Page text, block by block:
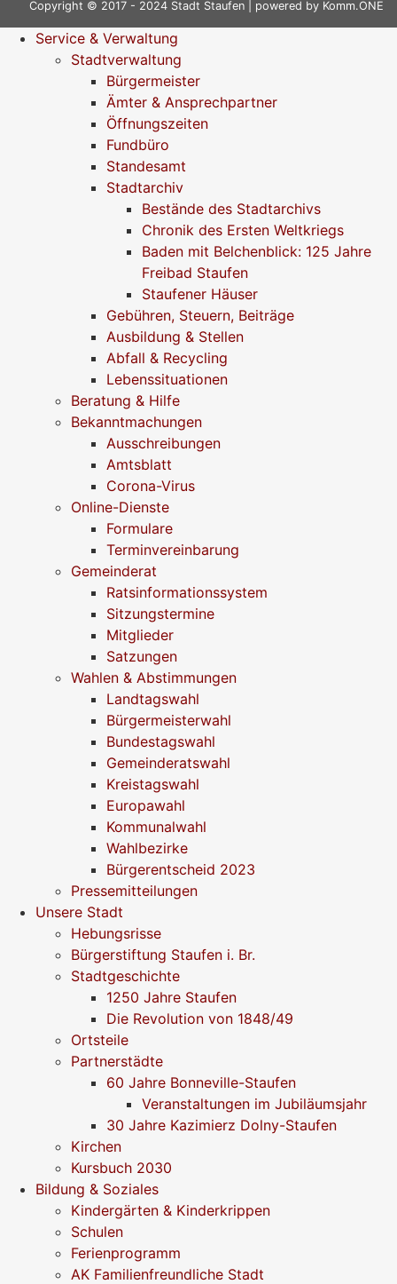
Copyright © 2017 - 2024 Stadt Staufen | powered by Komm.ONE
Service & Verwaltung
Stadtverwaltung
Bürgermeister
Ämter & Ansprechpartner
Öffnungszeiten
Fundbüro
Standesamt
Stadtarchiv
Bestände des Stadtarchivs
Chronik des Ersten Weltkriegs
Baden mit Belchenblick: 125 Jahre
Freibad Staufen
Staufener Häuser
Gebühren, Steuern, Beiträge
Ausbildung & Stellen
Abfall & Recycling
Lebenssituationen
Beratung & Hilfe
Bekanntmachungen
Ausschreibungen
Amtsblatt
Corona-Virus
Online-Dienste
Formulare
Terminvereinbarung
Gemeinderat
Ratsinformationssystem
Sitzungstermine
Mitglieder
Satzungen
Wahlen & Abstimmungen
Landtagswahl
Bürgermeisterwahl
Bundestagswahl
Gemeinderatswahl
Kreistagswahl
Europawahl
Kommunalwahl
Wahlbezirke
Bürgerentscheid 2023
Pressemitteilungen
Unsere Stadt
Hebungsrisse
Bürgerstiftung Staufen i. Br.
Stadtgeschichte
1250 Jahre Staufen
Die Revolution von 1848/49
Ortsteile
Partnerstädte
60 Jahre Bonneville-Staufen
Veranstaltungen im Jubiläumsjahr
30 Jahre Kazimierz Dolny-Staufen
Kirchen
Kursbuch 2030
Bildung & Soziales
Kindergärten & Kinderkrippen
Schulen
Ferienprogramm
AK Familienfreundliche Stadt